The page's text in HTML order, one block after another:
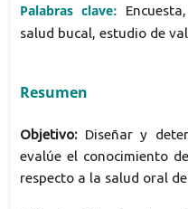
Palabras clave:
salud bucal, estudio de
Resumen
Objetivo:Diseñar y
evalúe el conocimiento
respecto a la salud oral